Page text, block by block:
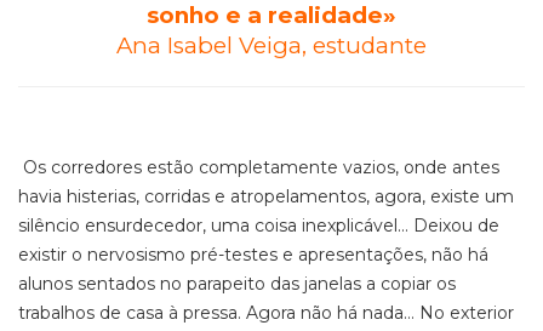
sonho e a realidade»
Ana Isabel Veiga, estudante
Os corredores estão completamente vazios, onde antes
havia histerias, corridas e atropelamentos, agora, existe um
silêncio ensurdecedor, uma coisa inexplicável… Deixou de
existir o nervosismo pré-testes e apresentações, não há
alunos sentados no parapeito das janelas a copiar os
trabalhos de casa à pressa. Agora não há nada… No exterior